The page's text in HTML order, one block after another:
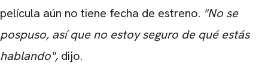
película aún no tiene fecha de estreno. "No se
pospuso, así que no estoy seguro de qué estás
hablando", dijo.